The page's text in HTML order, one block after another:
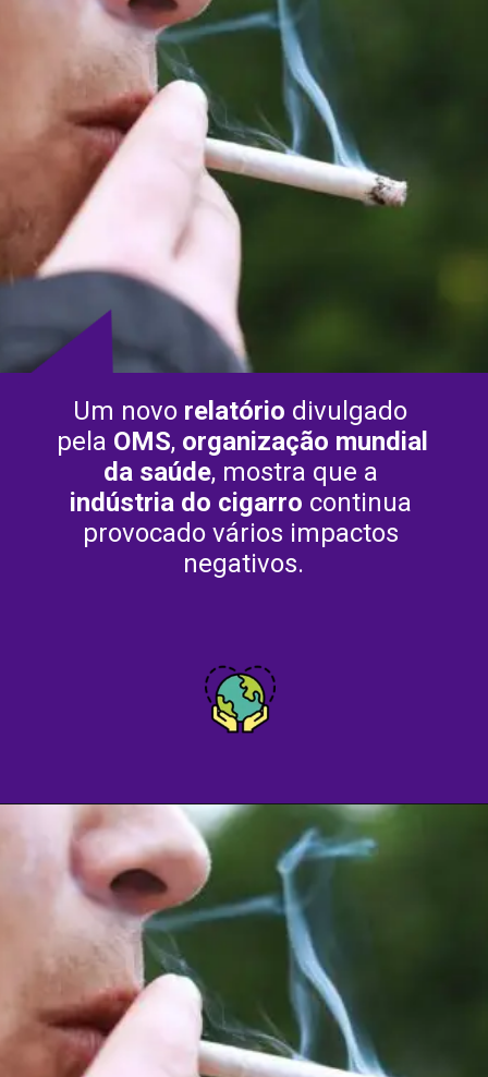
Um novo relatório divulgado
pela OMS, organização mundial
da saúde
indústria do cigarro continua
provocado vários impactos
negativos.